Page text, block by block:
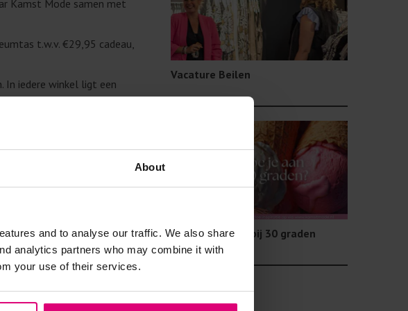
About
and to analyse our traffic. We also share
analytics partners who may combine it with
your use of their services.
Kamst Mode samen met
t.w.v. €29,95 cadeau,
In iedere winkel ligt een
dochter hier allemaal. Juist
voor onze klanten.
van ons verhaal, kijken we
Vacature Beilen
Wat trek je aan bij 30 graden